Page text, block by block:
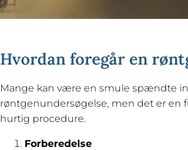
Hvordan foregår en
Mange kan være en smule spændte
røntgenundersøgelse, men det er
hurtig procedure.
Forberedelse